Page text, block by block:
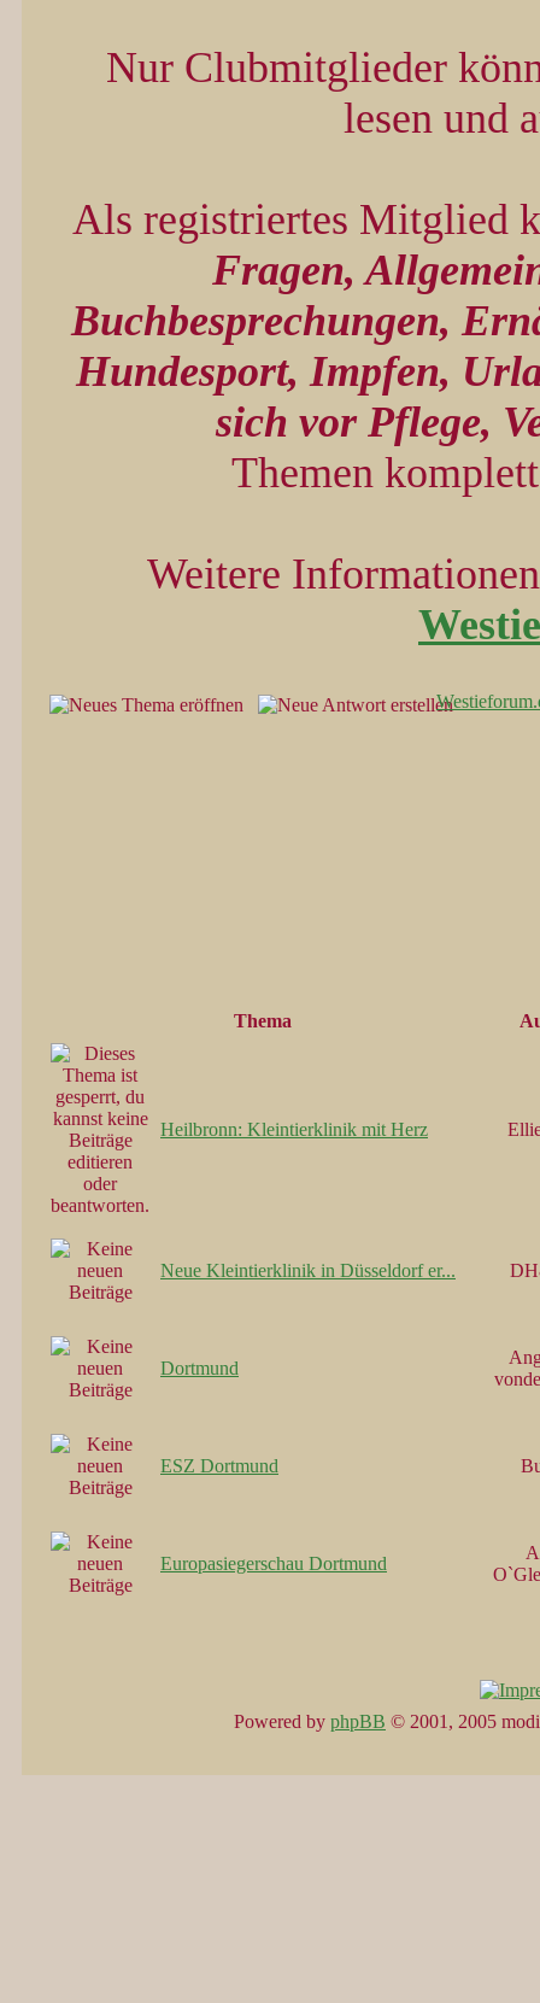
Nur Clubmitglieder
lesen und
Als registriertes Mitglied
Fragen,
Buchbesprechungen,
Hundesport, Impfen,
sich vor Pflege,
Themen
Weitere
Thema
Heilbronn: Kleintierklinik mit Herz
Neue Kleintierklinik in Düsseldorf er...
Dortmund
ESZ Dortmund
Europasiegerschau Dortmund
Powered by phpBB © 2001, 2005